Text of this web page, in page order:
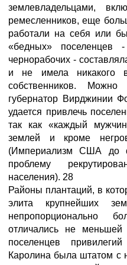
землевладельцами,
ремесленников, еще
работали на себя или
«бедных» поселенцев
чернорабочих -
и не имела никакого
собственников.
губернатор Вирджинии
удается привлечь
так как «каждый
землей и кроме
(Империализм США до
проблему
населения). 28
Районы плантаций, в
элита крупнейших
непропорционально
отличались не
поселенцев
Каролина была штатом с